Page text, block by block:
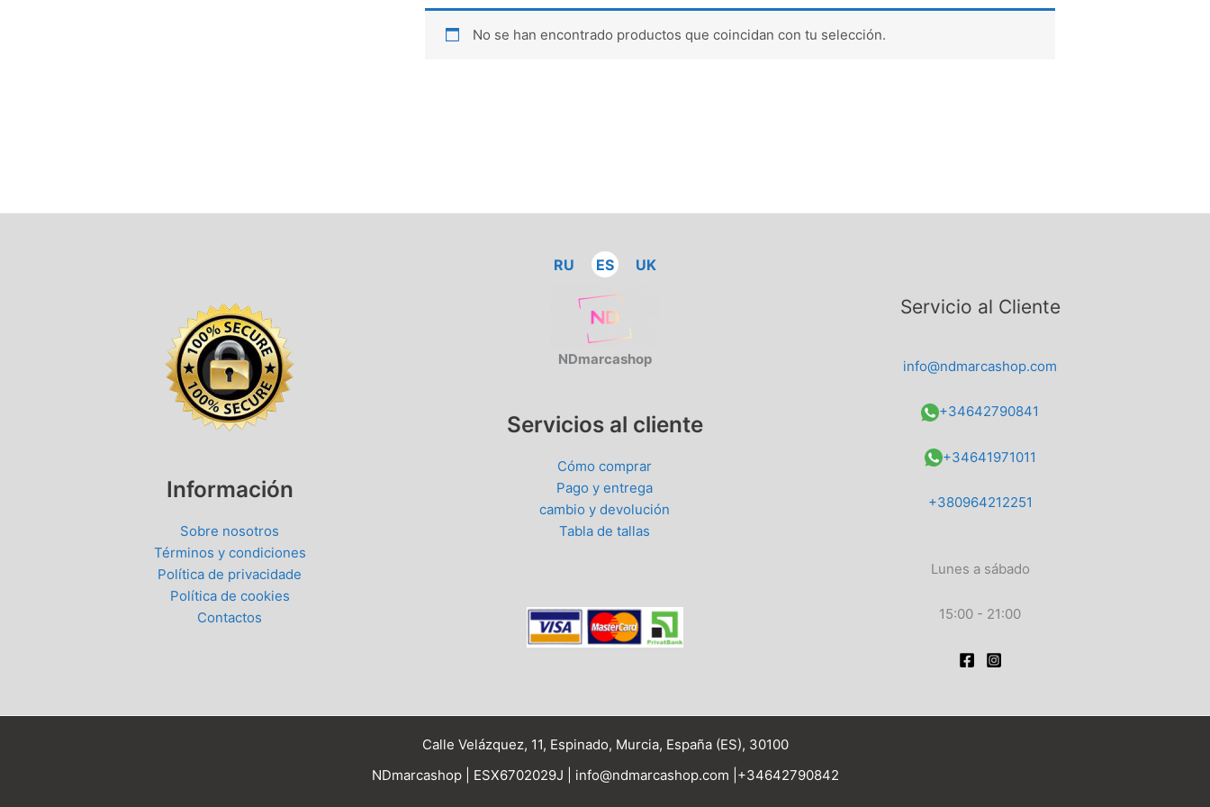
No se han encontrado productos que coincidan con tu selección.
Información
Sobre nosotros
Términos y condiciones
Política de privacidade
Política de cookies
Contactos
RU ES UK
NDmarcashop
Servicios al cliente
Cómo comprar
Pago y entrega
cambio y devolución
Tabla de tallas
Servicio al Cliente
info@ndmarcashop.com
+34642790841
+34641971011
+380964212251
Lunes a sábado
15:00 - 21:00
Calle Velázquez, 11, Espinado, Murcia, España (ES), 30100
NDmarcashop | ESX6702029J | info@ndmarcashop.com |+34642790842